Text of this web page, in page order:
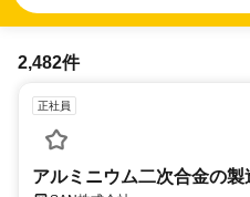
2,482件
正社員
アルミニウム二次合金の製